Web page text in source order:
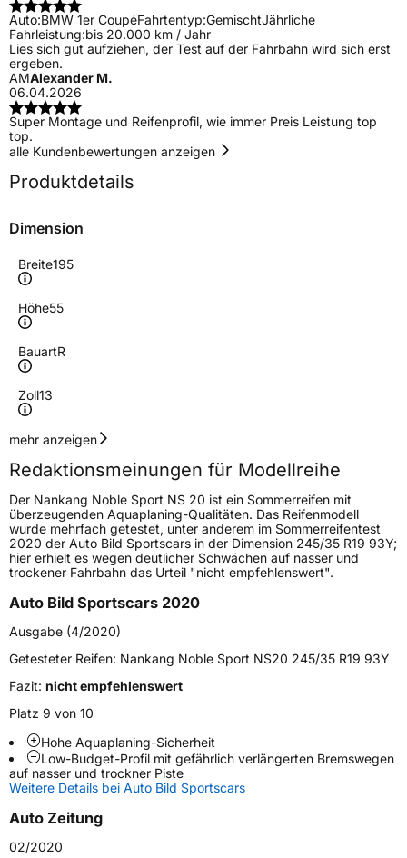
Auto:BMW 1er CoupéFahrtentyp:GemischtJährliche
Fahrleistung:bis 20.000 km / Jahr
Lies sich gut aufziehen, der Test auf der Fahrbahn wird sich erst
ergeben.
AMAlexander M.
06.04.2026
Super Montage und Reifenprofil, wie immer Preis Leistung top
top.
alle Kundenbewertungen anzeigen
Produktdetails
Dimension
Breite195
Höhe55
BauartR
Zoll13
Geschwindigkeitsindex
Höchstgeschwindigkeit
210 km/h
Lastindex80
Höchstlast450 kg
FahrzeugtypPKW
VerwendungSommerreifen
ModellnameNoble Sport NS 20
FahrzeugartPKW & SUV
Weitere Eigenschaften
Schlauchtyp TL
Zustand
mehr anzeigen
Redaktionsmeinungen für Modellreihe
Der Nankang Noble Sport NS 20 ist ein Sommerreifen mit
überzeugenden Aquaplaning-Qualitäten. Das Reifenmodell
wurde mehrfach getestet, unter anderem im Sommerreifentest
2020 der Auto Bild Sportscars in der Dimension 245/35 R19 93Y;
hier erhielt es wegen deutlicher Schwächen auf nasser und
trockener Fahrbahn das Urteil "nicht empfehlenswert".
Auto Bild Sportscars 2020
Ausgabe (4/2020)
Getesteter Reifen: Nankang Noble Sport NS20 245/35 R19 93Y
Fazit: nicht empfehlenswert
Platz 9 von 10
Hohe Aquaplaning-Sicherheit
Low-Budget-Profil mit gefährlich verlängerten Bremswegen
auf nasser und trockner Piste
Weitere Details bei Auto Bild Sportscars
Auto Zeitung
02/2020